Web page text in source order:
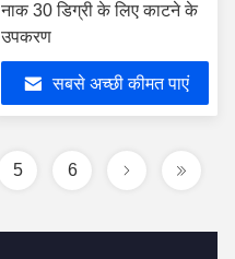
नाक 30 डिग्री के लिए काटने के
उपकरण
सबसे अच्छी कीमत पाएं
5 6